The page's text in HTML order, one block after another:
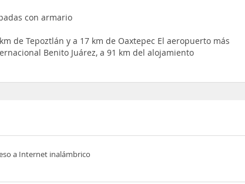
con armario
de Tepoztlán y a 17 km de Oaxtepec El aeropuerto más
Benito Juárez, a 91 km del alojamiento
a Internet inalámbrico